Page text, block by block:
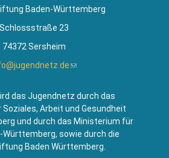
Baden-Württemberg
Schlossstraße 23
74372 Sersheim
(Link
Mail)
das Jugendnetz durch das
Arbeit und Gesundheit
und durch das Ministerium für
Württemberg, sowie durch die
Baden Württemberg.